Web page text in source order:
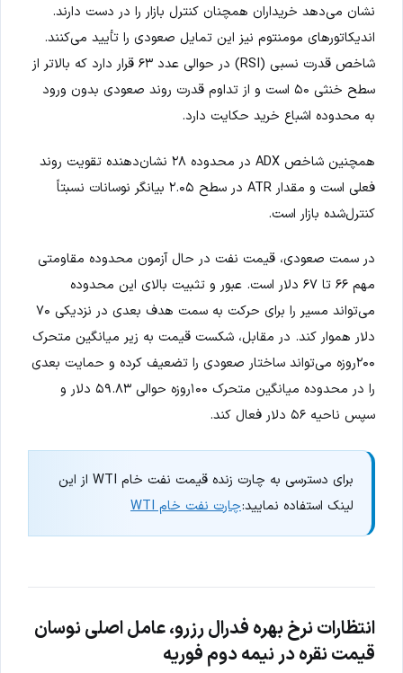
نشان می‌دهد خریداران همچنان کنترل بازار را در دست دارند.
اندیکاتورهای مومنتوم نیز این تمایل صعودی را تأیید می‌کنند.
شاخص قدرت نسبی (RSI) در حوالی عدد ۶۳ قرار دارد که بالاتر از
سطح خنثی ۵۰ است و از تداوم قدرت روند صعودی بدون ورود
به محدوده اشباع خرید حکایت دارد.
همچنین شاخص ADX در محدوده ۲۸ نشان‌دهنده تقویت روند
فعلی است و مقدار ATR در سطح ۲.۰۵ بیانگر نوسانات نسبتاً
کنترل‌شده بازار است.
در سمت صعودی، قیمت نفت در حال آزمون محدوده مقاومتی
مهم ۶۶ تا ۶۷ دلار است. عبور و تثبیت بالای این محدوده
می‌تواند مسیر را برای حرکت به سمت هدف بعدی در نزدیکی ۷۰
دلار هموار کند. در مقابل، شکست قیمت به زیر میانگین متحرک
۲۰۰روزه می‌تواند ساختار صعودی را تضعیف کرده و حمایت بعدی
را در محدوده میانگین متحرک ۱۰۰روزه حوالی ۵۹.۸۳ دلار و
سپس ناحیه ۵۶ دلار فعال کند.
برای دسترسی به چارت زنده قیمت نفت خام WTI از این
لینک استفاده نمایید:چارت نفت خام WTI
انتظارات نرخ بهره فدرال رزرو، عامل اصلی نوسان
قیمت نقره در نیمه دوم فوریه